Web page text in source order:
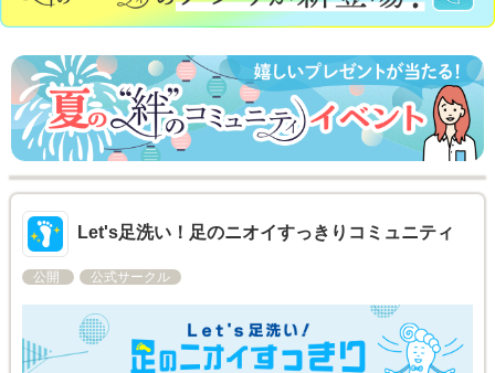
Let's足洗い！足のニオイすっきりコミュニティ
公開 公式サークル